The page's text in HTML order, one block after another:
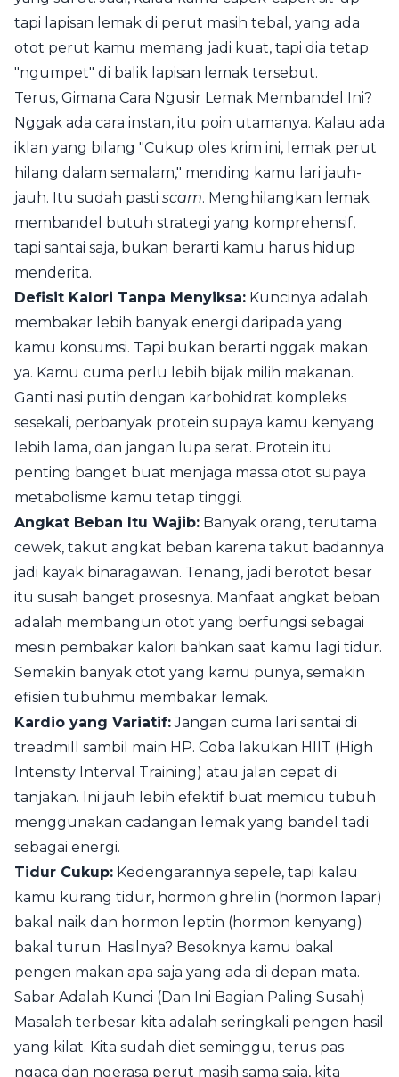
tapi lapisan lemak di perut masih tebal, yang ada
otot perut kamu memang jadi kuat, tapi dia tetap
"ngumpet" di balik lapisan lemak tersebut.
Terus, Gimana Cara Ngusir Lemak Membandel Ini?
Nggak ada cara instan, itu poin utamanya. Kalau ada
iklan yang bilang "Cukup oles krim ini, lemak perut
hilang dalam semalam," mending kamu lari jauh-
jauh. Itu sudah pasti scam. Menghilangkan lemak
membandel butuh strategi yang komprehensif,
tapi santai saja, bukan berarti kamu harus hidup
menderita.
Defisit Kalori Tanpa Menyiksa: Kuncinya adalah
membakar lebih banyak energi daripada yang
kamu konsumsi. Tapi bukan berarti nggak makan
ya. Kamu cuma perlu lebih bijak milih makanan.
Ganti nasi putih dengan karbohidrat kompleks
sesekali, perbanyak protein supaya kamu kenyang
lebih lama, dan jangan lupa serat. Protein itu
penting banget buat menjaga massa otot supaya
metabolisme kamu tetap tinggi.
Angkat Beban Itu Wajib: Banyak orang, terutama
cewek, takut angkat beban karena takut badannya
jadi kayak binaragawan. Tenang, jadi berotot besar
itu susah banget prosesnya. Manfaat angkat beban
adalah membangun otot yang berfungsi sebagai
mesin pembakar kalori bahkan saat kamu lagi tidur.
Semakin banyak otot yang kamu punya, semakin
efisien tubuhmu membakar lemak.
Kardio yang Variatif:Jangan cuma lari santai di
treadmill sambil main HP. Coba lakukan HIIT (High
Intensity Interval Training) atau jalan cepat di
tanjakan. Ini jauh lebih efektif buat memicu tubuh
menggunakan cadangan lemak yang bandel tadi
sebagai energi.
Tidur Cukup: Kedengarannya sepele, tapi kalau
kamu kurang tidur, hormon ghrelin (hormon lapar)
bakal naik dan hormon leptin (hormon kenyang)
bakal turun. Hasilnya? Besoknya kamu bakal
pengen makan apa saja yang ada di depan mata.
Sabar Adalah Kunci (Dan Ini Bagian Paling Susah)
Masalah terbesar kita adalah seringkali pengen hasil
yang kilat. Kita sudah diet seminggu, terus pas
ngaca dan ngerasa perut masih sama saja, kita